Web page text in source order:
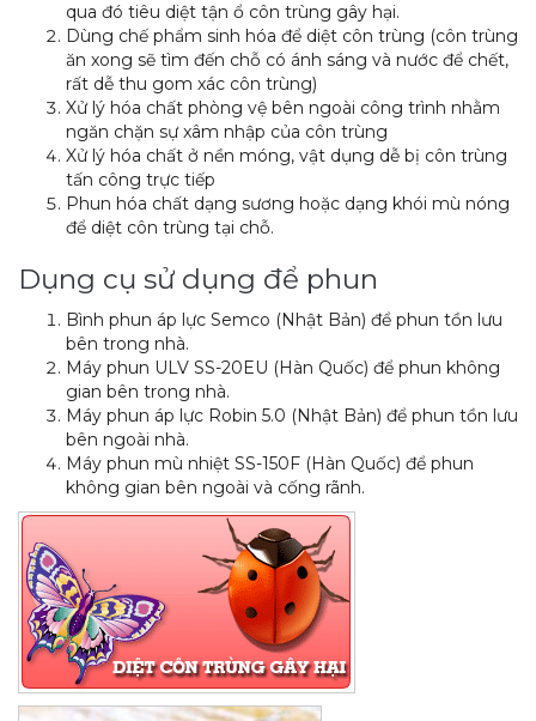
qua đó tiêu diệt tận ổ côn trùng gây hại.
Dùng chế phẩm sinh hóa để diệt côn trùng (côn trùng
ăn xong sẽ tìm đến chỗ có ánh sáng và nước để chết,
rất dễ thu gom xác côn trùng)
Xử lý hóa chất phòng vệ bên ngoài công trình nhằm
ngăn chặn sự xâm nhập của côn trùng
Xử lý hóa chất ở nền móng, vật dụng dễ bị côn trùng
tấn công trực tiếp
Phun hóa chất dạng sương hoặc dạng khói mù nóng
để diệt côn trùng tại chỗ.
Dụng cụ sử dụng để phun
Bình phun áp lực Semco (Nhật Bản) để phun tồn lưu
bên trong nhà.
Máy phun ULV SS-20EU (Hàn Quốc) để phun không
gian bên trong nhà.
Máy phun áp lực Robin 5.0 (Nhật Bản) để phun tồn lưu
bên ngoài nhà.
Máy phun mù nhiệt SS-150F (Hàn Quốc) để phun
không gian bên ngoài và cống rãnh.